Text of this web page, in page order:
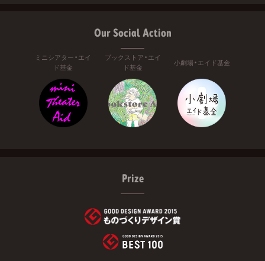
Our Social Action
ミニシアター・エイ
ド基金
ブックストア・エイ
ド基金
小劇場・エイド基金
Prize